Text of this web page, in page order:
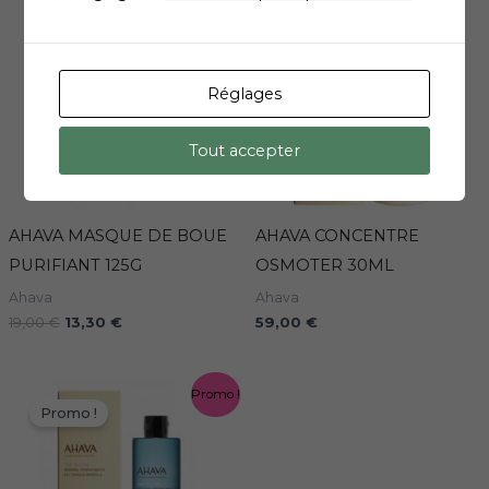
AHAVA MASQUE DE BOUE
PURIFIANT 125G
Ahava
19,00€
était :
19,00 €.
13,30 €
est :
13,30 €.
AHAVA CONCENTRE
OSMOTER 30ML
Ahava
59,00 €
Promo !
Promo !
prix
initial
était :
actuel
est :
Réglages
Tout accepter